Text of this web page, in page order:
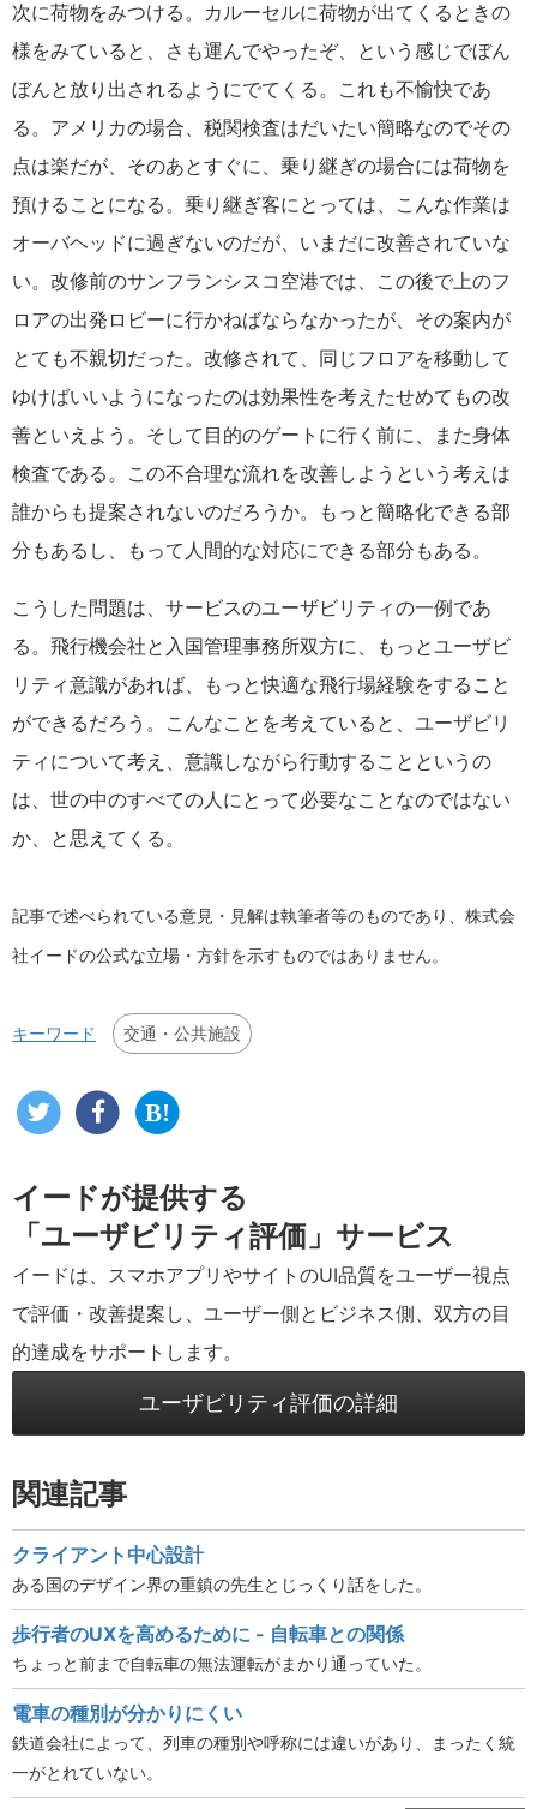
次に荷物をみつける。カルーセルに荷物が出てくるときの
様をみていると、さも運んでやったぞ、という感じでぼん
ぼんと放り出されるようにでてくる。これも不愉快であ
る。アメリカの場合、税関検査はだいたい簡略なのでその
点は楽だが、そのあとすぐに、乗り継ぎの場合には荷物を
預けることになる。乗り継ぎ客にとっては、こんな作業は
オーバヘッドに過ぎないのだが、いまだに改善されていな
い。改修前のサンフランシスコ空港では、この後で上のフ
ロアの出発ロビーに行かねばならなかったが、その案内が
とても不親切だった。改修されて、同じフロアを移動して
ゆけばいいようになったのは効果性を考えたせめてもの改
善といえよう。そして目的のゲートに行く前に、また身体
検査である。この不合理な流れを改善しようという考えは
誰からも提案されないのだろうか。もっと簡略化できる部
分もあるし、もって人間的な対応にできる部分もある。
こうした問題は、サービスのユーザビリティの一例であ
る。飛行機会社と入国管理事務所双方に、もっとユーザビ
リティ意識があれば、もっと快適な飛行場経験をすること
ができるだろう。こんなことを考えていると、ユーザビリ
ティについて考え、意識しながら行動することというの
は、世の中のすべての人にとって必要なことなのではない
か、と思えてくる。
記事で述べられている意見・見解は執筆者等のものであり、株式会
社イードの公式な立場・方針を示すものではありません。
キーワード 交通・公共施設
イードが提供する
「ユーザビリティ評価」サービス
イードは、スマホアプリやサイトのUI品質をユーザー視点
で評価・改善提案し、ユーザー側とビジネス側、双方の目
的達成をサポートします。
ユーザビリティ評価の詳細
関連記事
クライアント中心設計
ある国のデザイン界の重鎮の先生とじっくり話をした。
歩行者のUXを高めるために - 自転車との関係
ちょっと前まで自転車の無法運転がまかり通っていた。
電車の種別が分かりにくい
鉄道会社によって、列車の種別や呼称には違いがあり、まったく統
一がとれていない。